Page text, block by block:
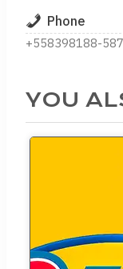
Phone
+558398188-
YOU